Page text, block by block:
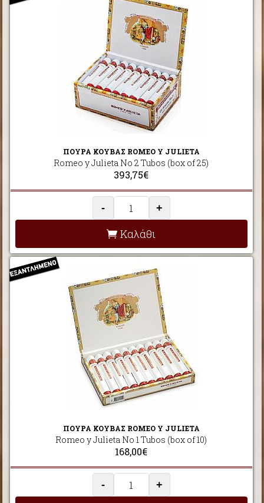
ΠΟΥΡΑ ΚΟΥΒΑΣ ROMEO Y JULIETA
Romeo y Julieta No 2 Tubos (box of 25)
393,75€
- +
Καλάθι
ΠΟΥΡΑ ΚΟΥΒΑΣ ROMEO Y JULIETA
Romeo y Julieta No 1 Tubos (box of 10)
168,00€
- +